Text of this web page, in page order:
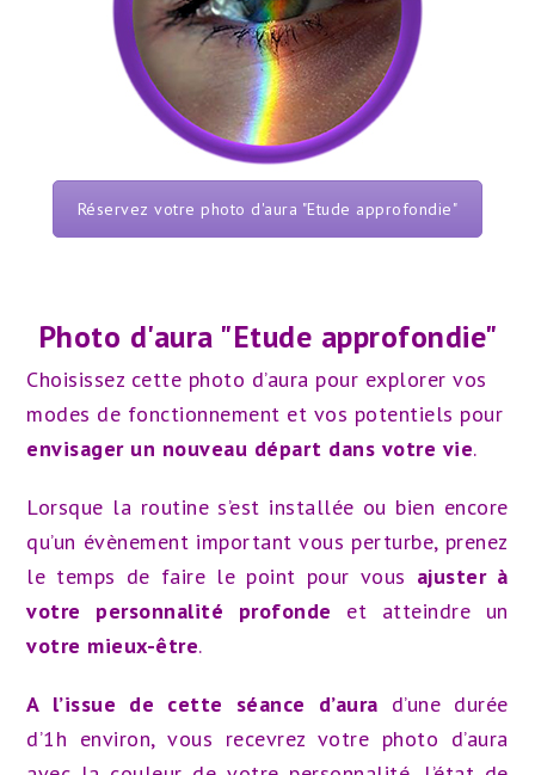
Réservez votre photo d'aura "Etude approfondie"
Photo d'aura "Etude approfondie"
Choisissez cette photo d’aura pour explorer vos
modes de fonctionnement et vos potentiels pour
envisager un nouveau départ dans votre vie.
Lorsque la routine s’est installée ou bien encore
qu’un évènement important vous perturbe, prenez
le temps de faire le point pour vous ajuster à
votre personnalité profonde et atteindre un
votre mieux-être.
A l’issue de cette séance d’aura d’une durée
d’1h environ, vous recevrez votre photo d’aura